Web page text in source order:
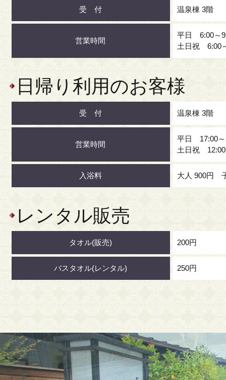
受 付 温泉棟 3階
営業時間
平日 6:00～
土日祝 6:00
日帰り利用のお客様
受 付 温泉棟 3階
営業時間
平日 17:00～
土日祝 12:00
入浴料 大人 900円
レンタル販売
タオル(販売) 200円
バスタオル(レンタル) 250円